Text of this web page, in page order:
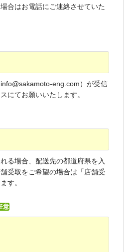
合はお電話にご連絡させていた
eng.com）が受信
にてお願いいたします。
る場合、配送先の都道府県を入
受取をご希望の場合は「店舗受
す。
意